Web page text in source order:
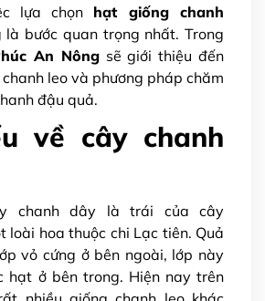
lựa chọn hạt giống chanh
là bước quan trọng nhất. Trong
An Nôngsẽ giới thiệu đến
leo và phương pháp chăm
đậu quả.
về cây chanh
chanh dây là trái của cây
loài hoa thuộc chi Lạc tiên. Quả
vỏ cứng ở bên ngoài, lớp này
hạt ở bên trong. Hiện nay trên